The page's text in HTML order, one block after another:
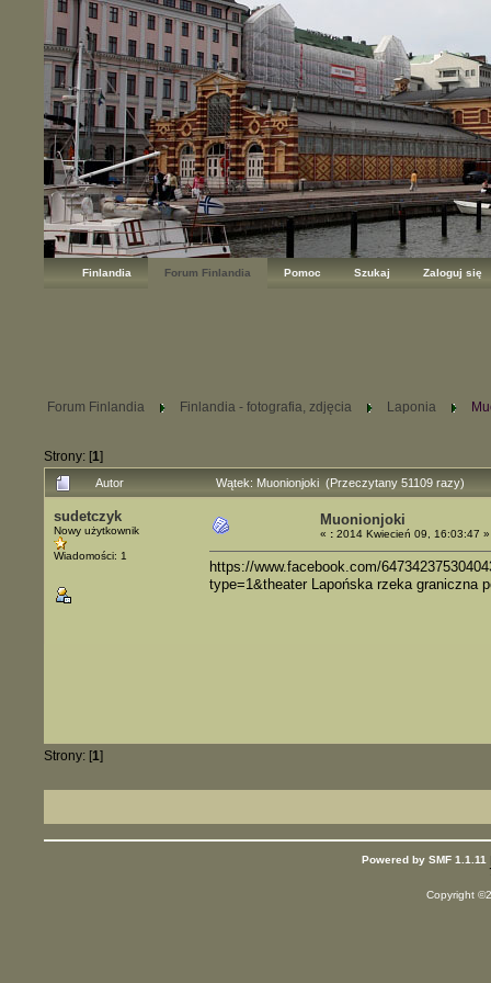
Finlandia Forum Finlandia Pomoc Szukaj Zaloguj się
Forum Finlandia Finlandia - fotografia, zdjęcia Laponia
Strony: [1]
Autor Wątek: Muonionjoki (Przeczytany 51109 razy)
sudetczyk
Nowy użytkownik
Wiadomości: 1
Muonionjoki
« : 2014 Kwiecień 09, 16:03:47 »
https://www.facebook.com/
type=1&theater Lapońska rzeka graniczna
Strony: [1]
Powered by SMF 1.1.11
Copyright